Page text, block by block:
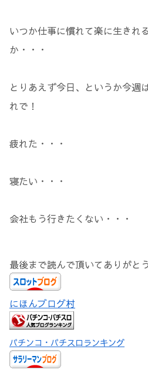
いつか仕事に慣れて楽に生きれ
か・・・
とりあえず今日、というか今週
れで！
疲れた・・・
寝たい・・・
会社もう行きたくない・・・
最後まで読んで頂いてありがと
にほんブログ村
パチンコ・パチスロランキング